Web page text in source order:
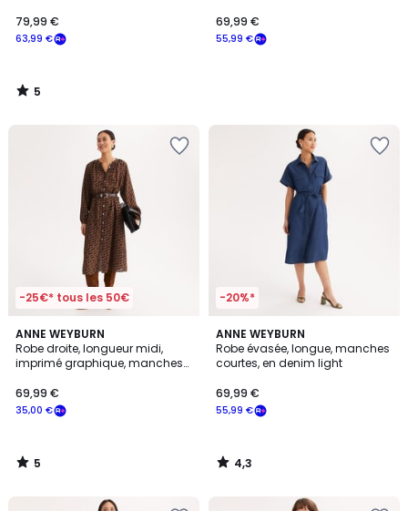
63,99 €
79,99 €
5
/
55,99 €
69,99 €
-25€* tous les 50€
ANNE WEYBURN
Robe droite, longueur midi,
imprimé graphique, manches
35,00 €
69,99 €
5
/
5
5
/
-20%*
ANNE WEYBURN
Robe évasée, longue, manches
courtes, en denim light
55,99 €
69,99 €
4,3
/ 5
4,3
/